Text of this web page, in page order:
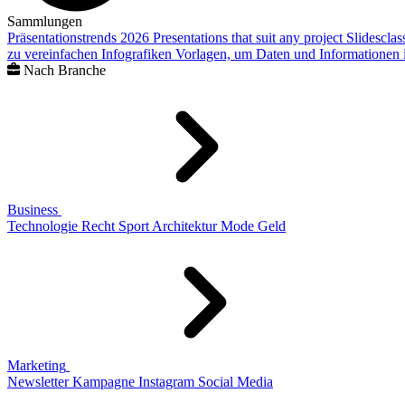
Sammlungen
Präsentationstrends 2026 Presentations that suit any project
zu vereinfachen Infografiken Vorlagen, um Daten und
Nach Branche
Business
Technologie Recht Sport Architektur Mode Geld
Marketing
Newsletter Kampagne Instagram Social Media